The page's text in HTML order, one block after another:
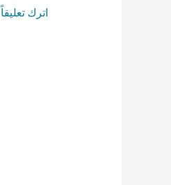
اترك تعليقاً